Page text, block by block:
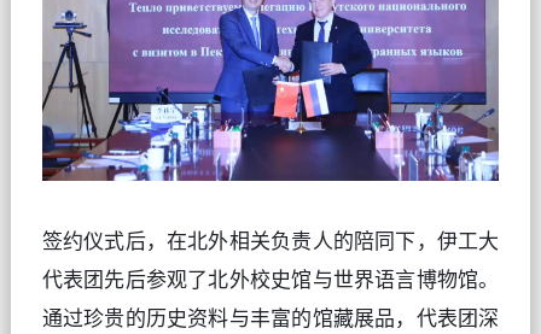
签约仪式后，在北外相关负责人的陪同下，伊工大
代表团先后参观了北外校史馆与世界语言博物馆。
通过珍贵的历史资料与丰富的馆藏展品，代表团深